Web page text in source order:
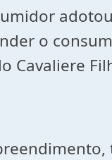
o
Cavaliere